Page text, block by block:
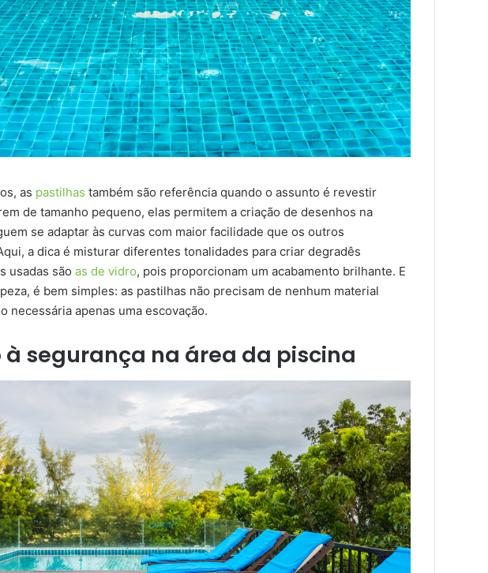
as pastilhas também são referência quando o assunto é revestir
de tamanho pequeno, elas permitem a criação de desenhos na
se adaptar às curvas com maior facilidade que os outros
a dica é misturar diferentes tonalidades para criar degradês
usadas são as de vidro, pois proporcionam um acabamento brilhante. E
é bem simples: as pastilhas não precisam de nenhum material
necessária apenas uma escovação.
segurança na área da piscina